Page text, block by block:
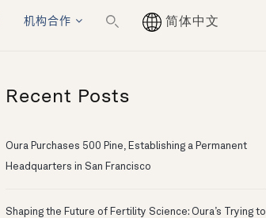
机构合作 简体中文
Recent Posts
Oura Purchases 500 Pine, Establishing a Permanent
Headquarters in San Francisco
Shaping the Future of Fertility Science: Oura’s Trying to